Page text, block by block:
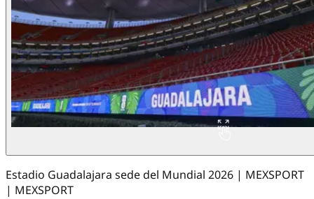
Estadio Guadalajara sede del Mundial 2026 | MEXSPORT
| MEXSPORT